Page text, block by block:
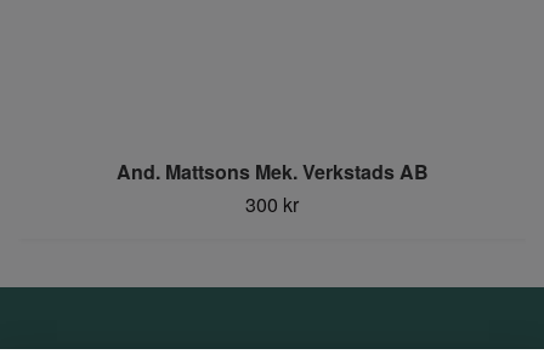
And. Mattsons Mek. Verkstads AB
300 kr